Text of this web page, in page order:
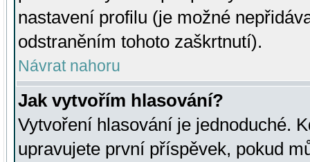
nastavení profilu (je možné
odstraněním tohoto zaškrtnutí).
Návrat nahoru
Jak vytvořím hlasování?
Vytvoření hlasování je jednoduché.
upravujete první příspěvek, pokud